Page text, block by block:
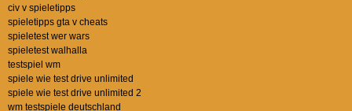
civ v spieletipps
spieletipps gta v cheats
spieletest wer wars
spieletest walhalla
testspiel wm
spiele wie test drive unlimited
spiele wie test drive unlimited 2
wm testspiele deutschland